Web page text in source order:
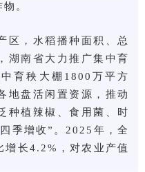
。
区，水稻播种面积、总
湖南省大力推广集中育
育秧大棚1800万平方
地盘活闲置资源，推动
种植辣椒、食用菌、时
季增收”。2025年，全
增长4.2%，对农业产值